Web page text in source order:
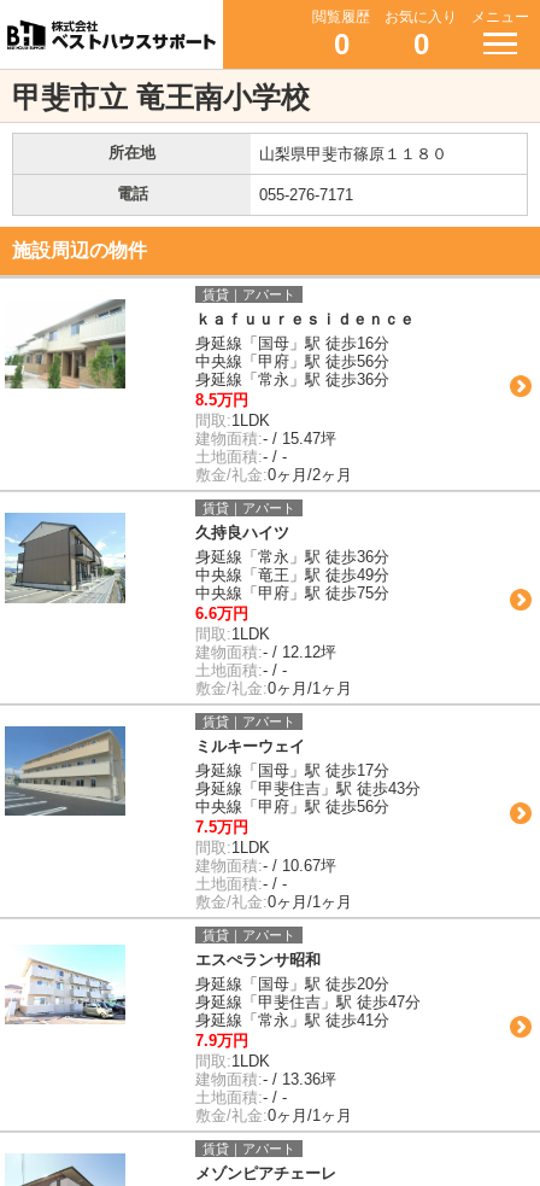
閲覧履歴
0
お気に入り
0
メニュー
甲斐市立 竜王南小学校
所在地 山梨県甲斐市篠原１１８０
電話 055-276-7171
施設周辺の物件
賃貸｜アパート
ｋａｆｕｕｒｅｓｉｄｅｎｃｅ
身延線「国母」駅 徒歩16分
中央線「甲府」駅 徒歩56分
身延線「常永」駅 徒歩36分
8.5万円
間取:1LDK
建物面積:- / 15.47坪
土地面積:- / -
敷金/礼金:0ヶ月/2ヶ月
賃貸｜アパート
久持良ハイツ
身延線「常永」駅 徒歩36分
中央線「竜王」駅 徒歩49分
中央線「甲府」駅 徒歩75分
6.6万円
間取:1LDK
建物面積:- / 12.12坪
土地面積:- / -
敷金/礼金:0ヶ月/1ヶ月
賃貸｜アパート
ミルキーウェイ
身延線「国母」駅 徒歩17分
身延線「甲斐住吉」駅 徒歩43分
中央線「甲府」駅 徒歩56分
7.5万円
間取:1LDK
建物面積:- / 10.67坪
土地面積:- / -
敷金/礼金:0ヶ月/1ヶ月
賃貸｜アパート
エスぺランサ昭和
身延線「国母」駅 徒歩20分
身延線「甲斐住吉」駅 徒歩47分
身延線「常永」駅 徒歩41分
7.9万円
間取:1LDK
建物面積:- / 13.36坪
土地面積:- / -
敷金/礼金:0ヶ月/1ヶ月
賃貸｜アパート
メゾンピアチェーレ